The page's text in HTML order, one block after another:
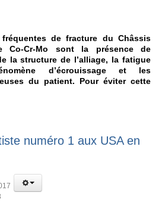
de fracture du Châssis
Co-Cr-Mo sont la présence de
la structure de l’alliage, la fatigue
d’écrouissage et les
du patient. Pour éviter cette
numéro 1 aux USA en